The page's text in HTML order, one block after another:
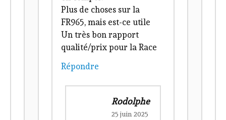
Le style, le tarif sera
certainement à prendre
en compte.
Plus de choses sur la
FR965, mais est-ce utile
Un très bon rapport
qualité/prix pour la Race